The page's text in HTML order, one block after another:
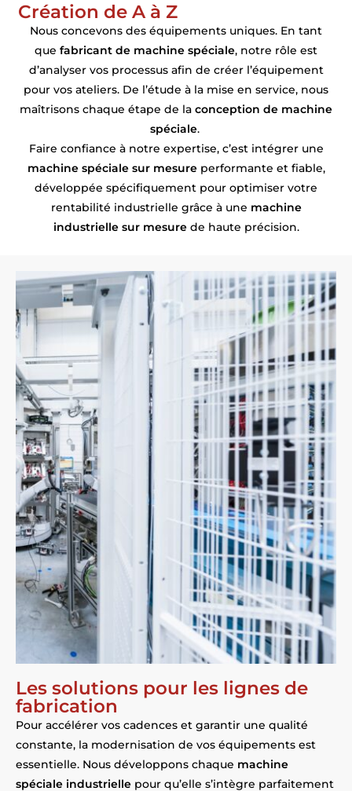
Création de A à Z
Nous concevons des équipements uniques. En tant
que fabricant de machine spéciale, notre rôle est
d’analyser vos processus afin de créer l’équipement
pour vos ateliers. De l’étude à la mise en service, nous
maîtrisons chaque étape de la conception de machine
spéciale.
Faire confiance à notre expertise, c’est intégrer une
machine spéciale sur mesureperformante et fiable,
développée spécifiquement pour optimiser votre
rentabilité industrielle grâce à une machine
industrielle sur mesurede haute précision.
Les solutions pour les lignes de
fabrication
Pour accélérer vos cadences et garantir une qualité
constante, la modernisation de vos équipements est
essentielle. Nous développons chaque machine
spéciale industrielle pour qu’elle s’intègre parfaitement